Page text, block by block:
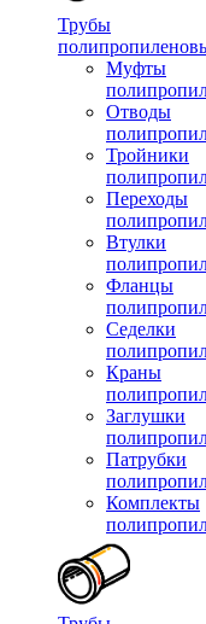
Трубы
Муфты
Отводы
Тройники
Переходы
Втулки
Фланцы
Седелки
Краны
Заглушки
Патрубки
Комплекты